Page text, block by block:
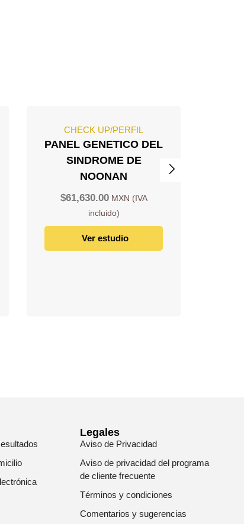
CHECK UP/PERFIL
PANEL GENETICO DEL
SINDROME DE
NOONAN
$61,630.00
Ver estudio
Legales
Aviso de Privacidad
Aviso de privacidad del programa
de cliente frecuente
Términos y condiciones
Comentarios y sugerencias